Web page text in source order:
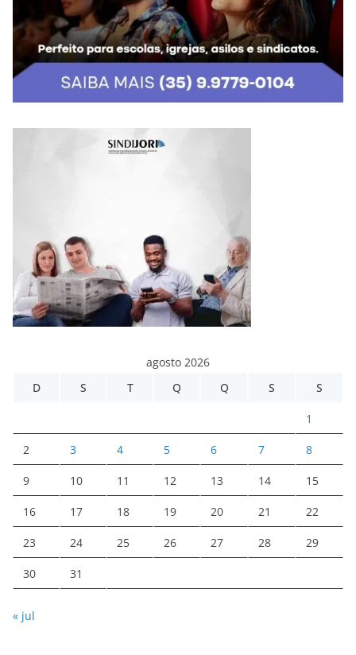
agosto 2026
D
S T Q Q S S
1
2 3 4 5 6 7 8
9 10 11 12 13 14 15
16 17 18 19 20 21 22
23 24 25 26 27 28 29
30 31
« jul